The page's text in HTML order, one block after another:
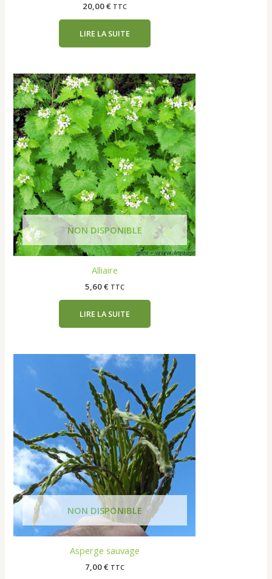
20,00€ TTC
LIRE LA SUITE
Alliaire
5,60€ TTC
LIRE LA SUITE
Asperge sauvage
7,00€ TTC